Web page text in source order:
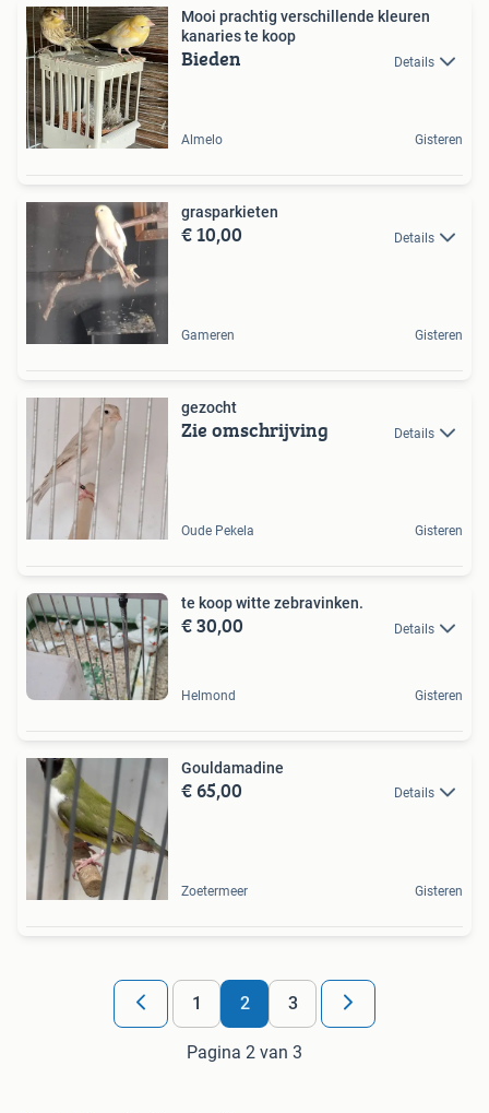
Mooi prachtig verschillende kleuren
kanaries te koop
Bieden Details
Almelo Gisteren
grasparkieten
€ 10,00 Details
Gameren Gisteren
gezocht
Zie omschrijving Details
Oude Pekela Gisteren
te koop witte zebravinken.
€ 30,00 Details
Helmond Gisteren
Gouldamadine
€ 65,00 Details
Zoetermeer Gisteren
1 2 3
Pagina 2 van 3